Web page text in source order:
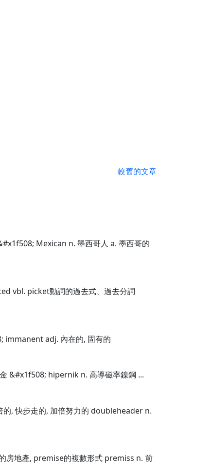
較舊的文章
Mexican n. 墨西哥人 a. 墨西哥的
vbl. picket動詞的過去式、過去分詞
immanent adj. 內在的, 固有的
&#x1f508; hipernik n. 高導磁率鎳鋼 ...
, 快步走的, 加倍努力的 doubleheader n.
房地產, premise的複數形式 premiss n. 前